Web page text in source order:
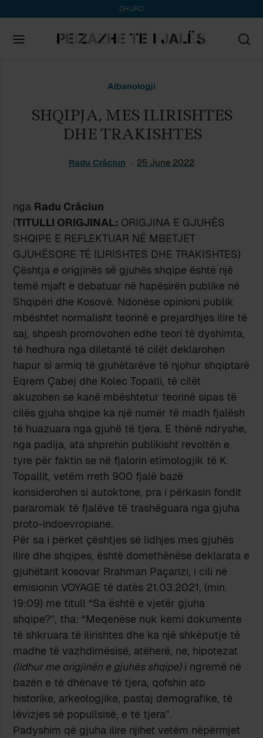
DHURO
Albanologji
SHQIPJA, MES ILIRISHTES
DHE TRAKISHTES
Radu Crăciun 25 June 2022
nga Radu Crăciun
(TITULLI ORIGJINAL: ORIGJINA E GJUHËS
SHQIPE E REFLEKTUAR NË MBETJET
GJUHËSORE TË ILIRISHTES DHE TRAKISHTES)
Çështja e origjinës së gjuhës shqipe është një
temë mjaft e debatuar në hapësirën publike në
Shqipëri dhe Kosovë. Ndonëse opinioni publik
mbështet normalisht teorinë e prejardhjes ilire të
saj, shpesh promovohen edhe teori të dyshimta,
të hedhura nga diletantë të cilët deklarohen
hapur si armiq të gjuhëtarëve të njohur shqiptarë
Eqrem Çabej dhe Kolec Topalli, të cilët
akuzohen se kanë mbështetur teorinë sipas të
cilës gjuha shqipe ka një numër të madh fjalësh
të huazuara nga gjuhë të tjera. E thënë ndryshe,
nga padija, ata shprehin publikisht revoltën e
tyre për faktin se në fjalorin etimologjik të K.
Topallit, vetëm rreth 900 fjalë bazë
konsiderohen si autoktone, pra i përkasin fondit
pararomak të fjalëve të trashëguara nga gjuha
proto-indoevropiane.
Për sa i përket çështjes së lidhjes mes gjuhës
ilire dhe shqipes, është domethënëse deklarata e
gjuhëtarit kosovar Rrahman Paçarizi, i cili në
emisionin VOYAGE të datës 21.03.2021, (min.
19:09) me titull “Sa është e vjetër gjuha
shqipe?”, tha: “Meqenëse nuk kemi dokumente
të shkruara të ilirishtes dhe ka një shkëputje të
madhe të vazhdimësisë, atëherë, ne, hipotezat
(lidhur me origjinën e gjuhës shqipe)i ngremë në
bazën e të dhënave të tjera, qofshin ato
historike, arkeologjike, pastaj demografike, të
lëvizjes së popullsisë, e të tjera”.
Padyshim që gjuha ilire njihet vetëm nëpërmjet